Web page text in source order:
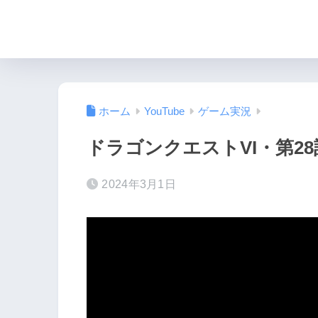
ホーム YouTube ゲーム実況
ドラゴンクエストVI・第28
2024年3月1日